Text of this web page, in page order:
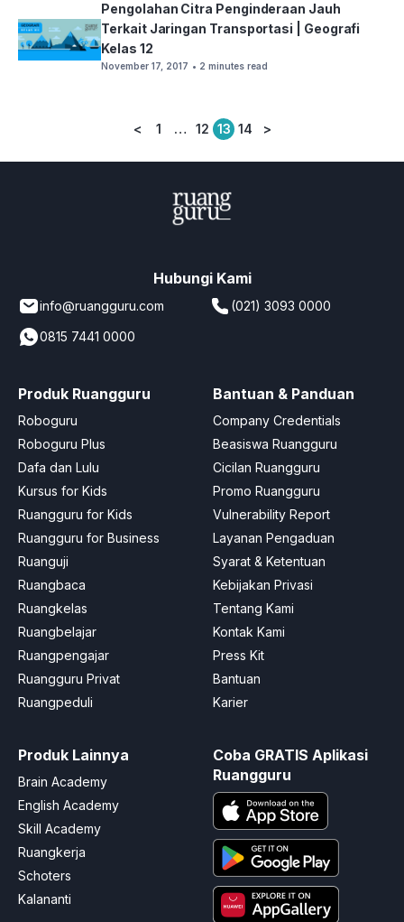
Pengolahan Citra Penginderaan Jauh
Terkait Jaringan Transportasi | Geografi
Kelas 12
November 17, 2017 • 2 minutes read
Posts
< 1 … 12 13 14 >
Hubungi Kami
info@ruangguru.com
(021) 3093 0000
0815 7441 0000
Produk Ruangguru
Roboguru
Roboguru Plus
Dafa dan Lulu
Kursus for Kids
Ruangguru for Kids
Ruangguru for Business
Ruanguji
Ruangbaca
Ruangkelas
Ruangbelajar
Ruangpengajar
Ruangguru Privat
Ruangpeduli
Bantuan & Panduan
Company Credentials
Beasiswa Ruangguru
Cicilan Ruangguru
Promo Ruangguru
Vulnerability Report
Layanan Pengaduan
Syarat & Ketentuan
Kebijakan Privasi
Tentang Kami
Kontak Kami
Press Kit
Bantuan
Karier
Produk Lainnya
Brain Academy
English Academy
Skill Academy
Ruangkerja
Schoters
Kalananti
Coba GRATIS Aplikasi
Ruangguru